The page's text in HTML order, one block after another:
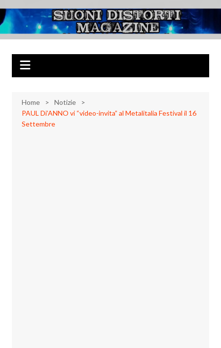
al
contenuto
Suoni Distorti
Magazine
Musica Rock, Metal, Punk e varie sonorità alternative
Home
Notizie
PAUL Di’ANNO vi “video-invita” al Metalitalia Festival il 16
Settembre